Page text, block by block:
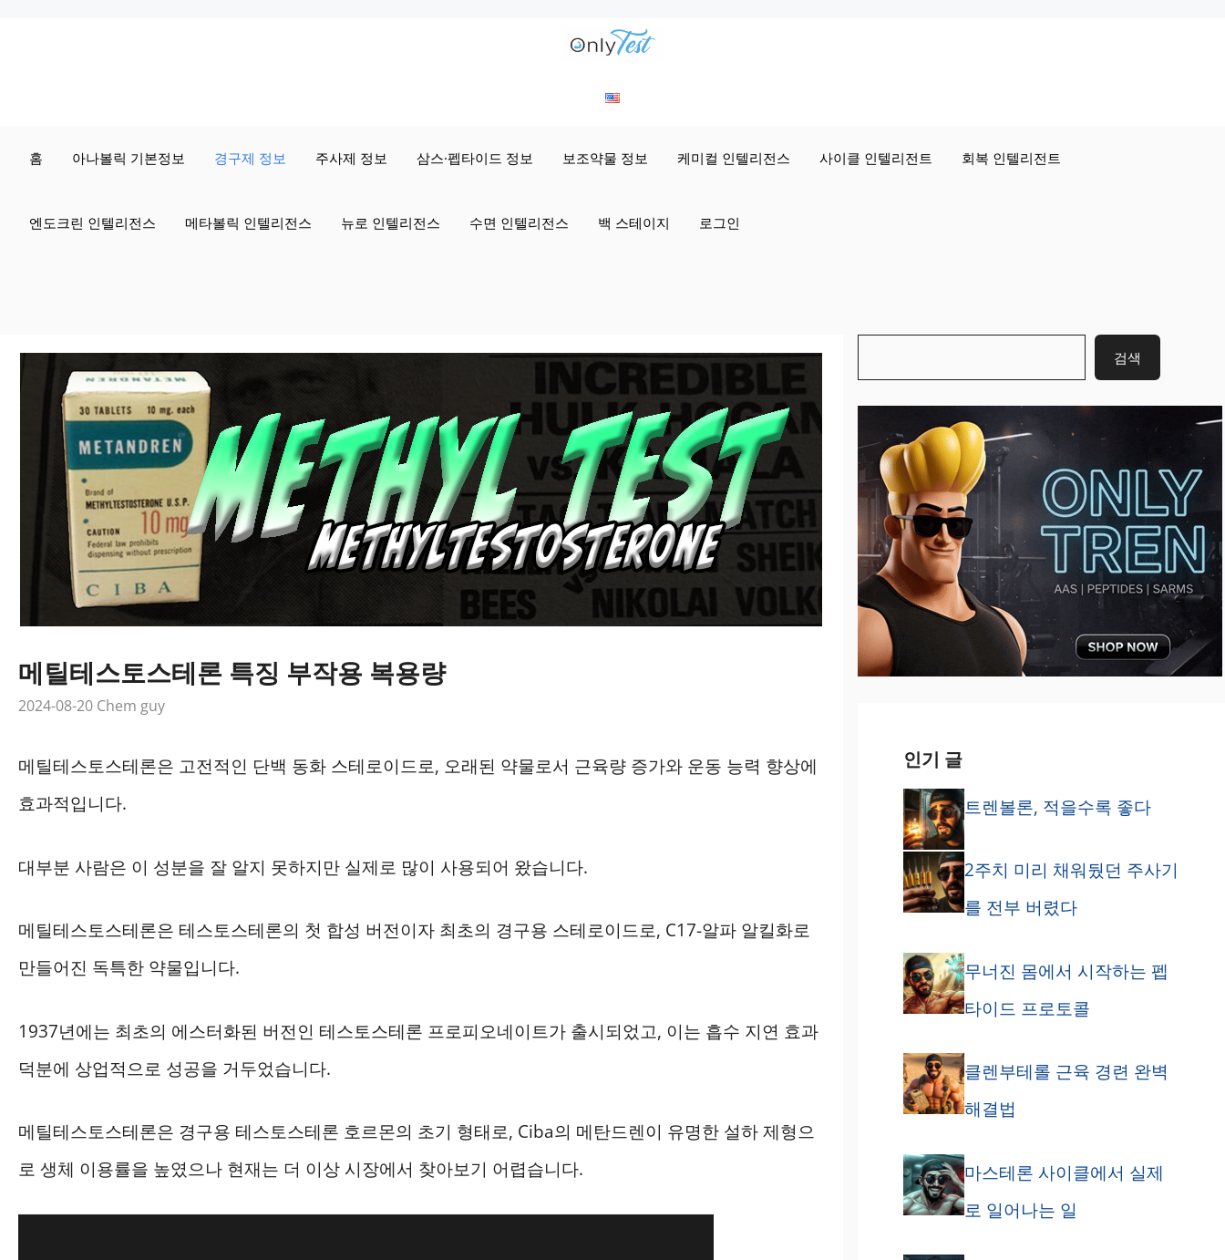
홈 아나볼릭 기본정보 경구제 정보 주사제 정보 삼스·펩타이드 정보 보조약물 정보 케미컬 인텔리전스 사이클 인텔리전트 회복 인텔리전트
엔도크린 인텔리전스 메타볼릭 인텔리전스 뉴로 인텔리전스 수면 인텔리전스 백 스테이지 로그인
메틸테스토스테론 특징 부작용 복용량
2024-08-20 Chem guy
메틸테스토스테론은 고전적인 단백 동화 스테로이드로, 오래된 약물로서 근육량 증가와 운동 능력 향상에
효과적입니다.
대부분 사람은 이 성분을 잘 알지 못하지만 실제로 많이 사용되어 왔습니다.
메틸테스토스테론은 테스토스테론의 첫 합성 버전이자 최초의 경구용 스테로이드로, C17-알파 알킬화로
만들어진 독특한 약물입니다.
1937년에는 최초의 에스터화된 버전인 테스토스테론 프로피오네이트가 출시되었고, 이는 흡수 지연 효과
덕분에 상업적으로 성공을 거두었습니다.
메틸테스토스테론은 경구용 테스토스테론 호르몬의 초기 형태로, Ciba의 메탄드렌이 유명한 설하 제형으
로 생체 이용률을 높였으나 현재는 더 이상 시장에서 찾아보기 어렵습니다.
검색
인기 글
트렌볼론, 적을수록 좋다
2주치 미리 채워뒀던 주사기
를 전부 버렸다
무너진 몸에서 시작하는 펩
타이드 프로토콜
클렌부테롤 근육 경련 완벽
해결법
마스테론 사이클에서 실제
로 일어나는 일